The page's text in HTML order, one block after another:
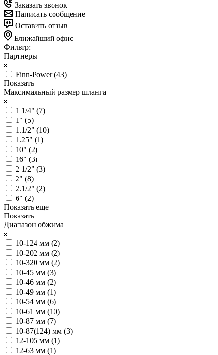
Заказать звонок
Написать сообщение
Оставить отзыв
Ближайший офис
Фильтр:
Партнеры
Finn-Power (43)
Показать
Максимальный размер шланга
1 1/4" (7)
1" (5)
1.1/2" (10)
1.25" (1)
10" (2)
16" (3)
2 1/2" (3)
2" (8)
2.1/2" (2)
6" (2)
Показать еще
Показать
Диапазон обжима
10-124 мм (2)
10-202 мм (2)
10-320 мм (2)
10-45 мм (3)
10-46 мм (2)
10-49 мм (1)
10-54 мм (6)
10-61 мм (10)
10-87 мм (7)
10-87(124) мм (3)
12-105 мм (1)
12-63 мм (1)